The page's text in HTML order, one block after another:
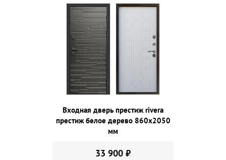
Входная дверь престиж rivera
престиж белое дерево 860х2050
мм
33 900 ₽